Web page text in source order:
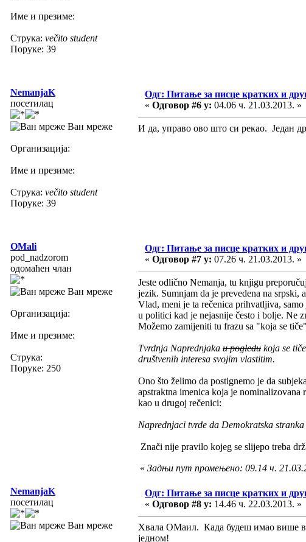
Име и презиме:
Струка: večito student
Поруке: 39
NemanjaK
посетилац
Ван мреже
Организација:
Име и презиме:
Струка: večito student
Поруке: 39
Одг: Питање за писце кратких и
« Одговор #6 у: 04.06 ч. 21.03.2013. »
И да, управо ово што си рекао. Један
OMali
pod_nadzorom
одомаћен члан
Ван мреже
Организација:
Име и презиме:
Струка:
Поруке: 250
Одг: Питање за писце кратких и
« Одговор #7 у: 07.26 ч. 21.03.2013. »
Jeste odlično Nemanja, tu knjigu
jezik. Sumnjam da je prevedena na srpski,
Vlad, meni je ta rečenica prihvatljiva,
u politici kad je nejasnije često i bolje. Ne
Možemo zamijeniti tu frazu sa "koja se
Tvrdnja Naprednjaka u pogledu koja se
društvenih interesa svojim vlastitim.
Ono što želimo da postignemo je da
apstraktna imenica koja je
kao u drugoj rečenici:
Naprednjaci tvrde da Demokratska
Znači nije pravilo kojeg se slijepo treba
« Задњи пут промењено: 09.14 ч.
NemanjaK
посетилац
Ван мреже
Одг: Питање за писце кратких и
« Одговор #8 у: 14.46 ч. 22.03.2013. »
Хвала ОМаил. Када будеш имао више
једном!